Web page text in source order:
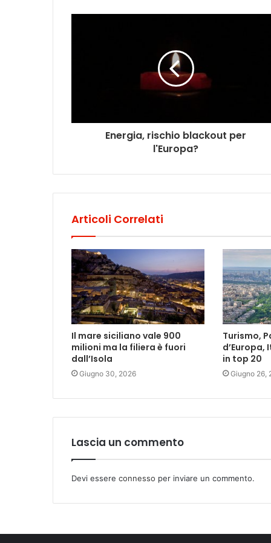
Energia, rischio blackout per
l'Europa?
Articoli Correlati
Il mare siciliano vale 900
milioni ma la filiera è fuori
dall’Isola
Giugno 30, 2026
Turismo,
in top 20
Giugno 26,
Lascia un commento
Devi essere connesso per inviare un commento.